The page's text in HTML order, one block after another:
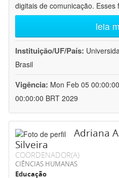
digitais de comunicação.
leia
Instituição/UF/País:
Brasil
Vigência: Mon Feb 05
00:00:00 BRT 2029
Adriana
Silveira
COORDENADOR(A)
CIÊNCIAS HUMANAS
Educação